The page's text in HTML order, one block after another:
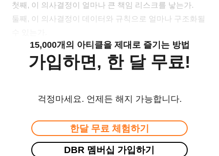
첫째, 이 의사결정이 얼마나 큰 책임 리스크를 낳는가.
둘째, 이 의사결정이 데이터와 규칙으로 얼마나 구조화될
15,000개의 아티클을 제대로 즐기는 방법
가입하면, 한 달 무료!
걱정마세요. 언제든 해지 가능합니다.
한달 무료 체험하기
DBR 멤버십 가입하기